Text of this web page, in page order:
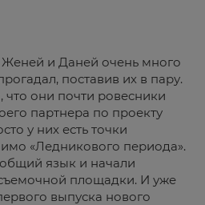
и Даней очень много
поставив их в пару.
что они почти ровесники
партнера по проекту
у них есть точки
«Ледникового периода».
язык и начали
площадки. И уже
выпуска нового